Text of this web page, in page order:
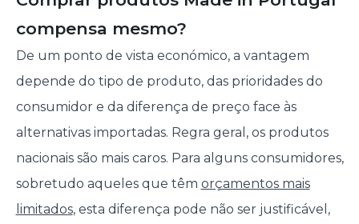
compensa mesmo?
De um ponto de vista económico, a vantagem
depende do tipo de produto, das prioridades do
consumidor e da diferença de preço face às
alternativas importadas. Regra geral, os produtos
nacionais são mais caros. Para alguns consumidores,
sobretudo aqueles que têm orçamentos mais
limitados, esta diferença pode não ser justificável,